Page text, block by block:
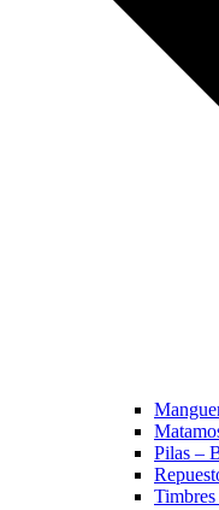
Pilas –